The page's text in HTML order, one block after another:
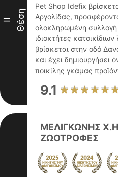
II Θέση
Pet Shop Idefix
Αργολίδας,
ολοκληρωμένη συλλογή
ιδιοκτήτες
βρίσκεται στην οδό
και έχει δημιουργήσει
ποικίλης γκάμας
9.1
ΜΕΛΙΓΚΩΝΗΣ
ΖΩΟΤΡΟΦΕΣ